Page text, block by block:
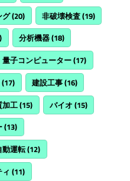
グ(20) 非破壊検査(19)
分析機器(18)
量子コンピューター(17)
(17) 建設工事(16)
加工(15) バイオ (15)
(13)
動運転(12)
(11)